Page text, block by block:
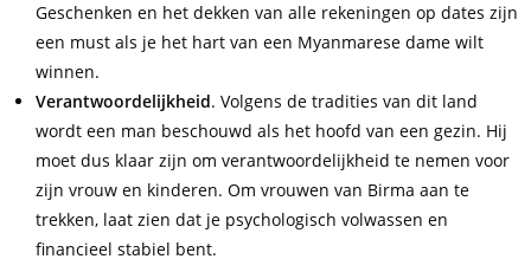
Geschenken en het dekken van alle rekeningen op dates zijn
een must als je het hart van een Myanmarese dame wilt
winnen.
Verantwoordelijkheid. Volgens de tradities van dit land
wordt een man beschouwd als het hoofd van een gezin. Hij
moet dus klaar zijn om verantwoordelijkheid te nemen voor
zijn vrouw en kinderen. Om vrouwen van Birma aan te
trekken, laat zien dat je psychologisch volwassen en
financieel stabiel bent.